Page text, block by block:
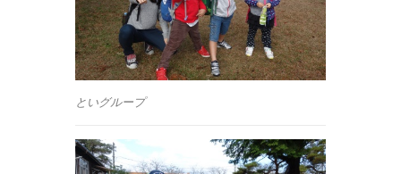
といグループ